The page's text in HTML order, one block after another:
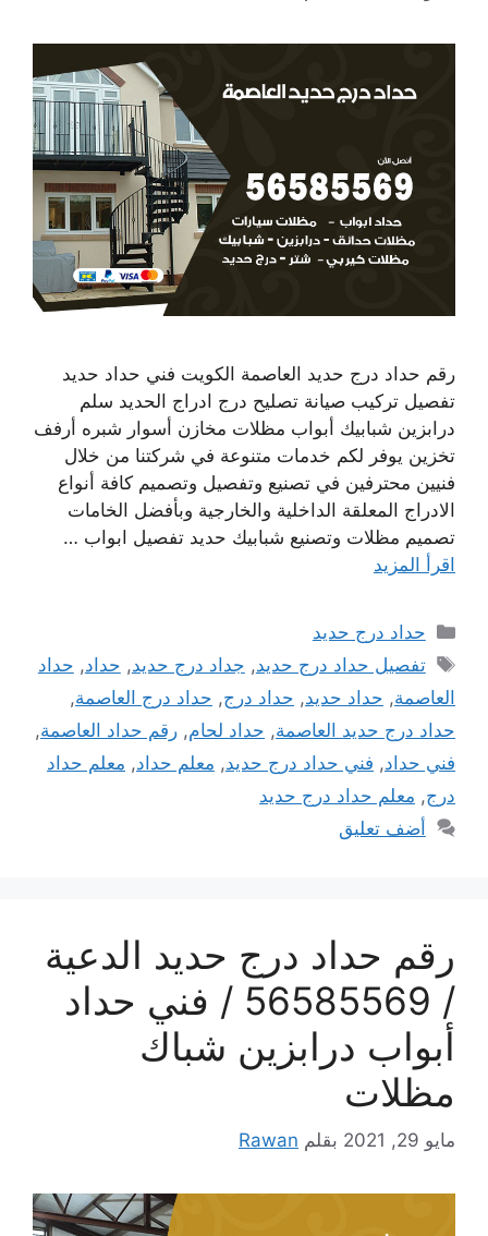
رقم حداد درج حديد العاصمة الكويت فني حداد حديد
تفصيل تركيب صيانة تصليح درج ادراج الحديد سلم
درابزين شبابيك أبواب مظلات مخازن أسوار شبره أرفف
تخزين يوفر لكم خدمات متنوعة في شركتنا من خلال
فنيين محترفين في تصنيع وتفصيل وتصميم كافة أنواع
الادراج المعلقة الداخلية والخارجية وبأفضل الخامات
تصميم مظلات وتصنيع شبابيك حديد تفصيل ابواب …
اقرأ المزيد
التصنيفات
حداد درج حديد
الوسوم
تفصيل حداد درج حديد, جداد درج حديد, حداد, حداد
العاصمة, حداد حديد, حداد درج, حداد درج العاصمة,
حداد درج حديد العاصمة, حداد لحام, رقم حداد العاصمة,
فني حداد, فني حداد درج حديد, معلم حداد, معلم حداد
درج, معلم حداد درج حديد
أضف تعليق
رقم حداد درج حديد الدعية
/ 56585569 / فني حداد
أبواب درابزين شباك
مظلات
مايو 29, 2021 بقلم Rawan